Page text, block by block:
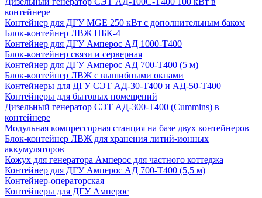
контейнере
Контейнер для ДГУ MGE 250 кВт с дополнительным баком
Блок-контейнер ЛВЖ ПБК-4
Контейнер для ДГУ Амперос АД 1000-Т400
Блок-контейнер связи и серверная
Контейнер для ДГУ Амперос АД 700-Т400 (5 м)
Блок-контейнер ЛВЖ с вышибными окнами
Контейнеры для ДГУ СЭТ АД-30-Т400 и АД-50-Т400
Контейнеры для бытовых помещений
Дизельный генератор СЭТ АД-300-Т400 (Cummins) в
контейнере
Модульная компрессорная станция на базе двух контейнеров
Блок-контейнер ЛВЖ для хранения литий-ионных
аккумуляторов
Кожух для генератора Амперос для частного коттеджа
Контейнер для ДГУ Амперос АД 700-Т400 (5,5 м)
Контейнер-операторская
Контейнеры для ДГУ Амперос